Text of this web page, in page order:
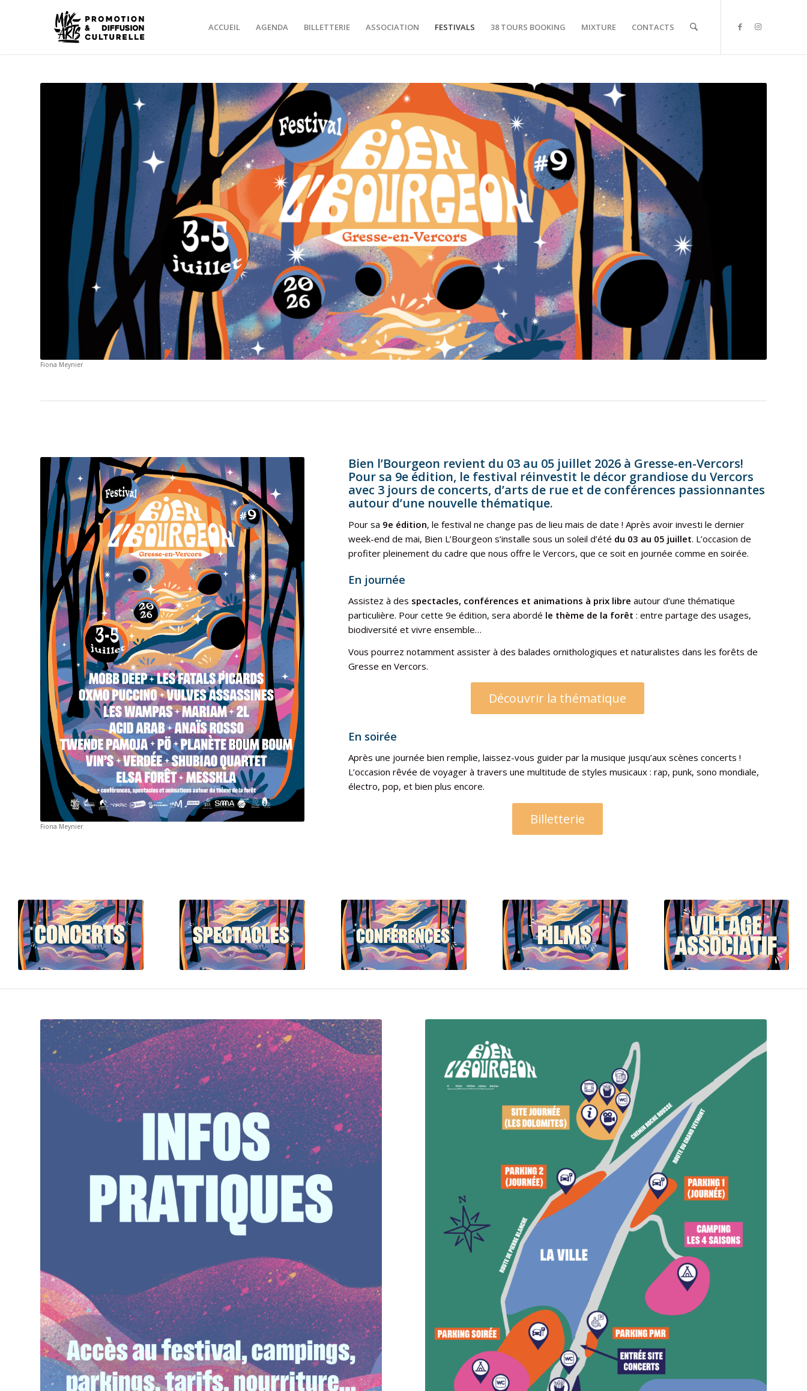
ACCUEIL AGENDA BILLETTERIE ASSOCIATION FESTIVALS 38 TOURS BOOKING MIXTURE CONTACTS
Fiona Meynier
Fiona Meynier
Bien l’Bourgeon revient du 03 au 05 juillet 2026 à Gresse-en-Vercors!
Pour sa 9e édition, le festival réinvestit le décor grandiose du Vercors
avec 3 jours de concerts, d’arts de rue et de conférences passionnantes
autour d’une nouvelle thématique.
Pour sa 9e édition, le festival ne change pas de lieu mais de date ! Après avoir investi le dernier
week-end de mai, Bien L’Bourgeon s’installe sous un soleil d’été du 03 au 05 juillet. L’occasion de
profiter pleinement du cadre que nous offre le Vercors, que ce soit en journée comme en soirée.
En journée
Assistez à des spectacles, conférences et animations à prix libre autour d’une thématique
particulière. Pour cette 9e édition, sera abordé le thème de la forêt : entre partage des usages,
biodiversité et vivre ensemble…
Vous pourrez notamment assister à des balades ornithologiques et naturalistes dans les forêts de
Gresse en Vercors.
Découvrir la thématique
En soirée
Après une journée bien remplie, laissez-vous guider par la musique jusqu’aux scènes concerts !
L’occasion rêvée de voyager à travers une multitude de styles musicaux : rap, punk, sono mondiale,
électro, pop, et bien plus encore.
Billetterie
Voir la programmation
Voir la
programmation
Voir la
programmation
Voir la
programmation
Programmation à
venir